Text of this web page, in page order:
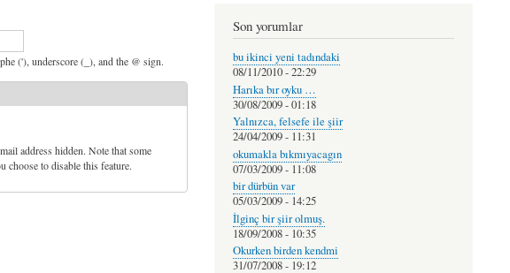
('), underscore (_), and the @ sign.
address hidden. Note that some
choose to disable this feature.
Son yorumlar
bu ikinci yeni tadındaki
08/11/2010 - 22:29
Harıka bır oyku …
30/08/2009 - 01:18
Yalnızca, felsefe ile şiir
24/04/2009 - 11:31
okumakla bıkmıyacagın
07/03/2009 - 11:08
bir dürbün var
05/03/2009 - 14:25
İlginç bir şiir olmuş.
18/09/2008 - 10:35
Okurken birden kendmi
31/07/2008 - 19:12